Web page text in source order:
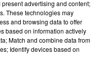
ARIANA GRANDE
Hate That I Made You
Love
advertising and content;
These technologies may
and browsing data to offer
based on information actively
Match and combine data from
Identify devices based on